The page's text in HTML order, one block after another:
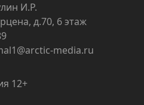
И.Р.
д.70, 6 этаж
media.ru
12+